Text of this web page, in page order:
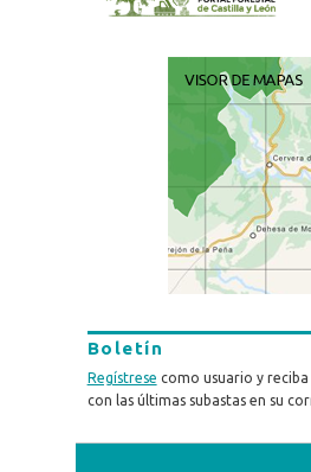
Boletín
Regístrese como usuario y
con las últimas subastas en su